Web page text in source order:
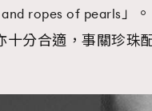
and ropes of pearls」
十分合適，事關珍珠